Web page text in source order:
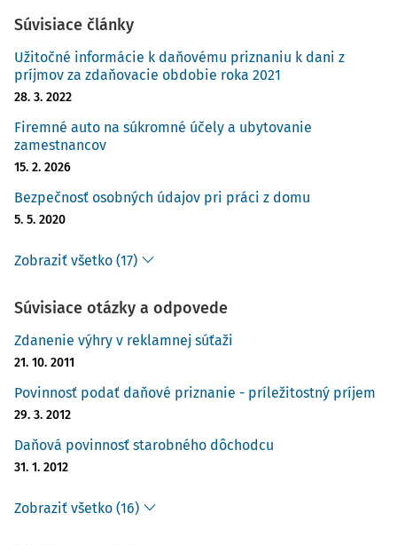
Súvisiace články
Užitočné informácie k daňovému priznaniu k dani z
príjmov za zdaňovacie obdobie roka 2021
28. 3. 2022
Firemné auto na súkromné účely a ubytovanie
zamestnancov
15. 2. 2026
Bezpečnosť osobných údajov pri práci z domu
5. 5. 2020
Zobraziť všetko (17)
Súvisiace otázky a odpovede
Zdanenie výhry v reklamnej súťaži
21. 10. 2011
Povinnosť podať daňové priznanie - príležitostný príjem
29. 3. 2012
Daňová povinnosť starobného dôchodcu
31. 1. 2012
Zobraziť všetko (16)